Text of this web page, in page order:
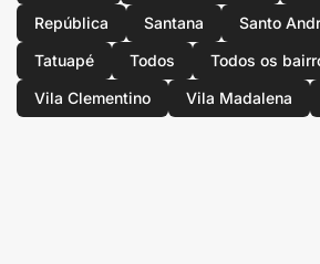
República
Santana Santo
Tatuapé
Todos
Todos os
Vila Clementino
Vila Madalena